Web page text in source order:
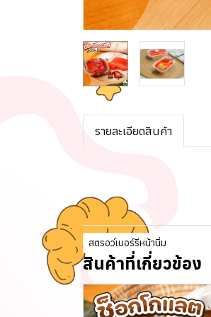
รายละเอียดสินค้า
สตรอว์เบอร์รีหน้านิ่ม
สินค้าที่เกี่ยวข้อง